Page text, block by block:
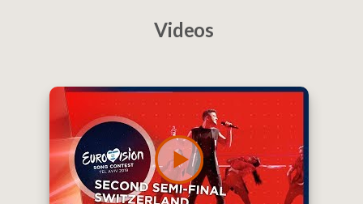
Videos